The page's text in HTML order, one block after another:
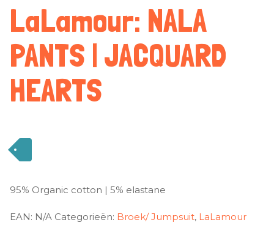
LaLamour: NALA
PANTS | JACQUARD
HEARTS
95% Organic cotton | 5% elastane
EAN: N/A Categorieën: Broek/ Jumpsuit, LaLamour